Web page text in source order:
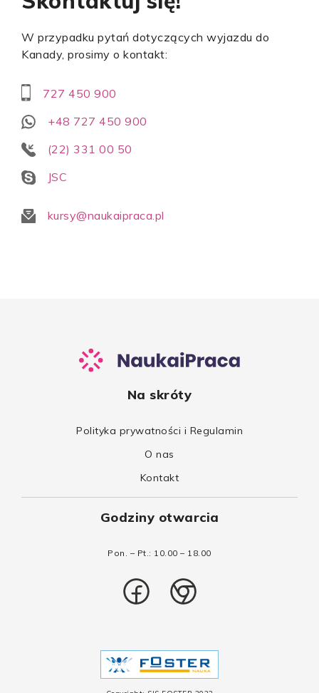
W przypadku pytań dotyczących wyjazdu do
Kanady, prosimy o kontakt:
727 450 900
+48 727 450 900
(22) 331 00 50
JSC
kursy@naukaipraca.pl
Na skróty
Polityka prywatności i Regulamin
O nas
Kontakt
Godziny otwarcia
Pon. – Pt.: 10.00 – 18.00